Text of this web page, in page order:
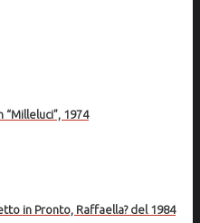
1974
in Pronto, Raffaella? del 1984